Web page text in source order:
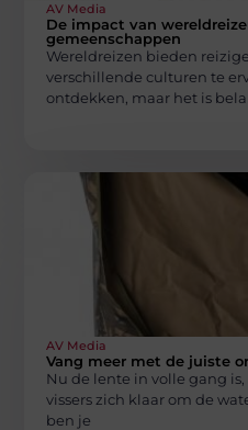
AV Media
De impact van
gemeenschappen
Wereldreizen bieden
verschillende culturen te
ontdekken, maar het is
AV Media
Vang meer met de juiste
Nu de lente in volle gang
vissers zich klaar om de
ben je